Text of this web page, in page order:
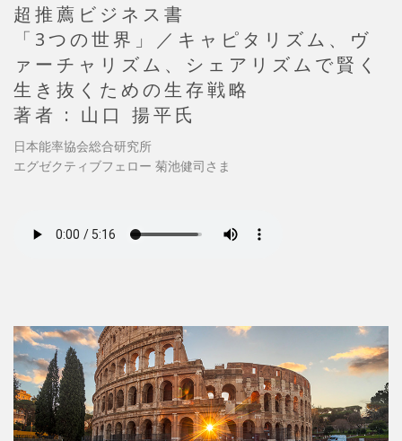
超推薦ビジネス書
「3つの世界」／キャピタリズム、ヴ
ァーチャリズム、シェアリズムで賢く
生き抜くための生存戦略
著者 : 山口 揚平氏
日本能率協会総合研究所
エグゼクティブフェロー 菊池健司さま